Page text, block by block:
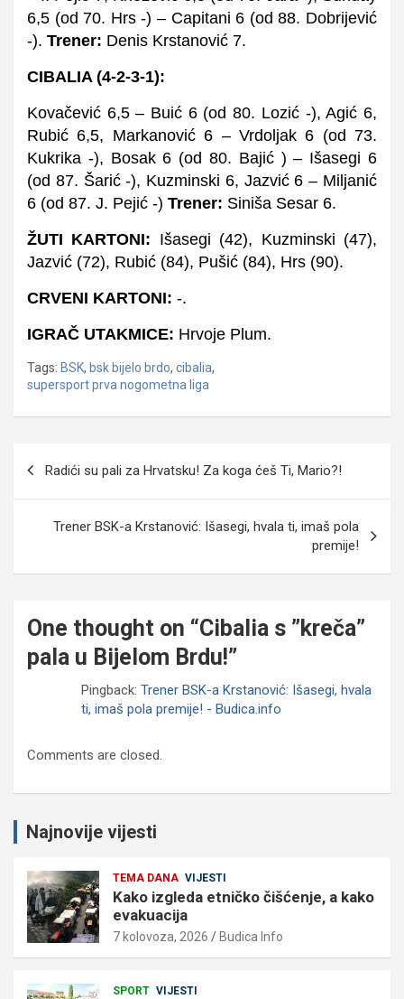
6,5 (od 70. Hrs -) – Capitani 6 (od 88. Dobrijević
-). Trener: Denis Krstanović 7.
CIBALIA (4-2-3-1):
Kovačević 6,5 – Buić 6 (od 80. Lozić -), Agić 6,
Rubić 6,5, Markanović 6 – Vrdoljak 6 (od 73.
Kukrika -), Bosak 6 (od 80. Bajić ) – Išasegi 6
(od 87. Šarić -), Kuzminski 6, Jazvić 6 – Miljanić
6 (od 87. J. Pejić -) Trener: Siniša Sesar 6.
ŽUTI KARTONI: Išasegi (42), Kuzminski (47),
Jazvić (72), Rubić (84), Pušić (84), Hrs (90).
CRVENI KARTONI: -.
IGRAČ UTAKMICE: Hrvoje Plum.
Tags: BSK, bsk bijelo brdo, cibalia,
supersport prva nogometna liga
Radići su pali za Hrvatsku! Za koga ćeš Ti, Mario?!
Trener BSK-a Krstanović: Išasegi, hvala ti, imaš pola
premije!
One thought on “Cibalia s ”kreča”
pala u Bijelom Brdu!”
Pingback: Trener BSK-a Krstanović: Išasegi, hvala
ti, imaš pola premije! - Budica.info
Comments are closed.
Najnovije vijesti
TEMA DANA VIJESTI
Kako izgleda etničko čišćenje, a kako
evakuacija
7 kolovoza, 2026 Budica Info
SPORT VIJESTI